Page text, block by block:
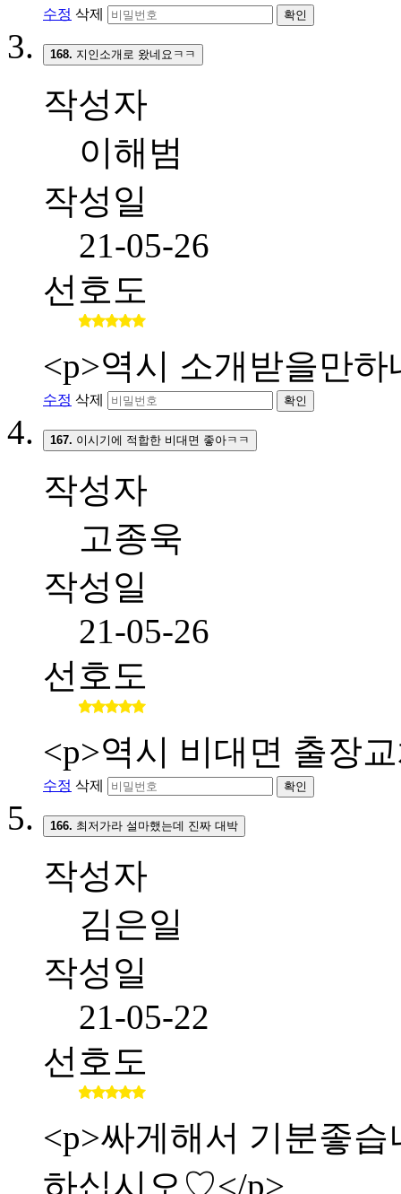
수정 삭제 확인
168. 지인소개로 왔네요ㅋㅋ
작성자
이해범
작성일
21-05-26
선호도
<p>역시 소개받을만하
수정 삭제 확인
167. 이시기에 적합한 비대면 좋아ㅋㅋ
작성자
고종욱
작성일
21-05-26
선호도
<p>역시 비대면 출장
수정 삭제 확인
166. 최저가라 설마했는데 진짜 대박
작성자
김은일
작성일
21-05-22
선호도
<p>싸게해서 기분좋습
하십시오♡</p>